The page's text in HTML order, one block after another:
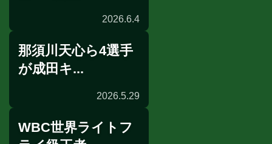
2026.6.4
合宿情報
那須川天心ら4選手
が成田キ...
2026.5.29
WBC世界ライトフ